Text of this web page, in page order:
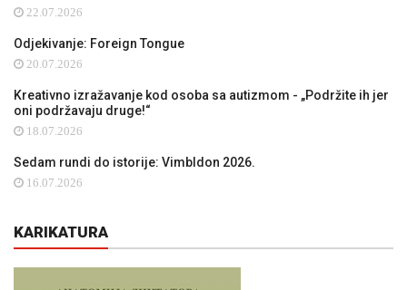
22.07.2026
Odjekivanje: Foreign Tongue
20.07.2026
Kreativno izražavanje kod osoba sa autizmom - „Podržite ih jer
oni podržavaju druge!“
18.07.2026
Sedam rundi do istorije: Vimbldon 2026.
16.07.2026
KARIKATURA